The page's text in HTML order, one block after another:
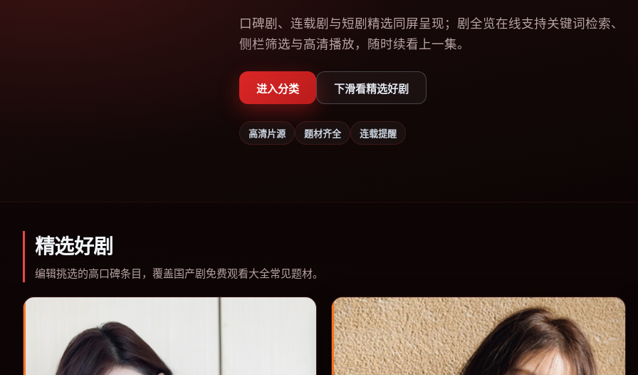
口碑剧、连载剧与短剧精选同屏呈现；剧全览在线支持关键词检索、
侧栏筛选与高清播放，随时续看上一集。
进入分类 下滑看精选好剧
高清片源 题材齐全 连载提醒
精选好剧
编辑挑选的高口碑条目，覆盖国产剧免费观看大全常见题材。